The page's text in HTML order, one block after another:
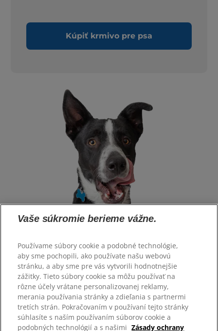
Kúpiť krmivo pre psa
Vyberte jazyk
Zdroje
Kontaktujte nás
Mapa stránok
Vaše súkromie berieme vážne.
Používame súbory cookie a podobné technológie,
aby sme pochopili, ako používate našu webovú
stránku, a aby sme pre vás vytvorili hodnotnejšie
zážitky. Tieto súbory cookie sa môžu používať na
rôzne účely vrátane personalizovanej reklamy,
merania používania stránky a zdieľania s partnermi
tretích strán. Pokračovaním v používaní tejto stránky
súhlasíte s naším používaním súborov cookie a
podobných technológií a s našimi Zásady ochrany